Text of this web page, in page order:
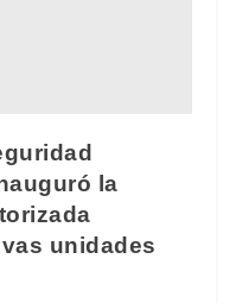
la
unidades